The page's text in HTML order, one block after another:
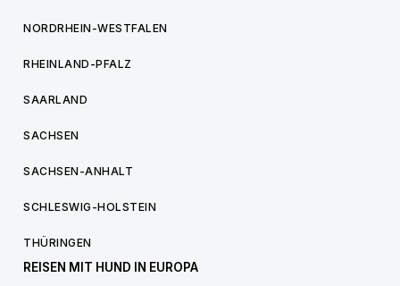
NORDRHEIN-WESTFALEN
RHEINLAND-PFALZ
SAARLAND
SACHSEN
SACHSEN-ANHALT
SCHLESWIG-HOLSTEIN
THÜRINGEN
REISEN MIT HUND IN EUROPA